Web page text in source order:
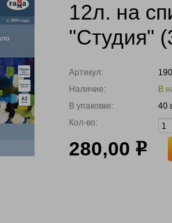
12л. на
"Студия"
Артикул:
Наличие:
В
В упаковке:
40
Кол-во:
280,00 р